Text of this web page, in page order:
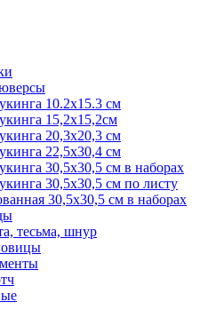
10.2х15.3 см
15,2х15,2см
20,3х20,3 см
22,5х30,4 см
30,5х30,5 см в наборах
30,5х30,5 см по листу
30,5х30,5 см в наборах
тесьма, шнур